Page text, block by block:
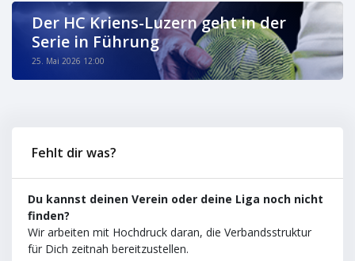
Der HC Kriens-Luzern geht in der
Serie in Führung
25. Mai 2026 12:00
Fehlt dir was?
Du kannst deinen Verein oder deine Liga noch nicht
finden?
Wir arbeiten mit Hochdruck daran, die Verbandsstruktur
für Dich zeitnah bereitzustellen.